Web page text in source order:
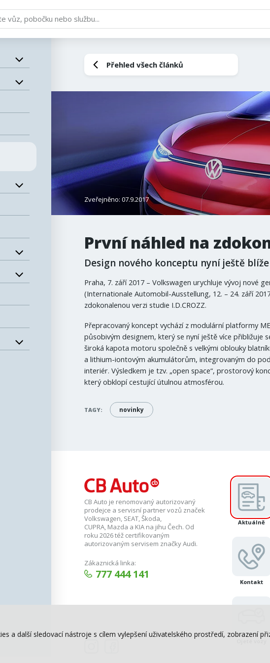
a další sledovací nástroje s cílem vylepšení uživatelského prostředí, zobrazení
Přehled všech článků
Zveřejněno: 07.9.2017
První náhled na
Design nového konceptu nyní ještě
Praha, 7. září 2017 – Volkswagen urychluje vývoj nové
(Internationale Automobil-Ausstellung, 12. – 24. září
zdokonalenou verzi studie I.D.CROZZ.
Přepracovaný koncept vychází z modulární platformy
působivým designem, který se nyní ještě více přibližuje
široká kapota motoru společně s velkými oblouky
a lithium-iontovým akumulátorům, integrovaným do
interiér. Výsledkem je tzv. „open space“, prostorový
který obklopí cestující útulnou atmosférou.
TAGY: novinky
CB Auto je renomovaný autorizovaný
prodejce a servisní partner vozů značek
Volkswagen, SEAT, Škoda,
CUPRA, Mazda a KIA na jihu Čech. Od
roku 2026 též certifikovaným
autorizovaným servisem značky Audi.
Zákaznická linka:
777 444 141
Aktuálně
Kontakt
Ojeté vozy